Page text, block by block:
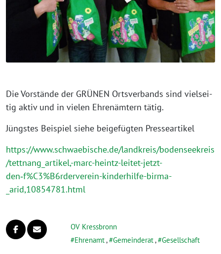
Die Vorstände der GRÜNEN Ortsverbands sind viel­sei­
tig aktiv und in vie­len Ehrenämtern tätig.
Jüngstes Beispiel sie­he bei­gefüg­ten Presseartikel
https://www.schwaebische.de/landkreis/bodenseekreis
/tettnang_artikel,-marc-heintz-leitet-jetzt-
den‑f%C3%B6rderverein-kinderhilfe-birma-
_arid,10854781.html
OV Kressbronn
Ehrenamt, Gemeinderat, Gesellschaft